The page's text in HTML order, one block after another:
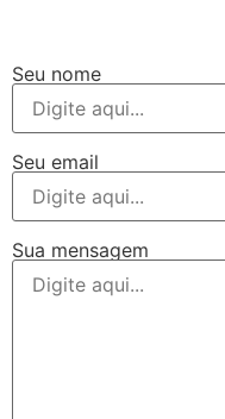
Seu nome
Seu email
Sua mensagem